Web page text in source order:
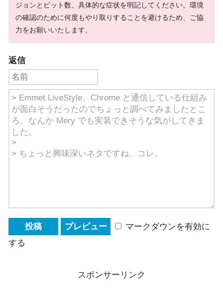
ジョンとビット数、具体的な症状を明記してください。環境
の確認のために何度もやり取りすることを避けるため、ご協
力をお願いいたします。
返信
マークダウンを有効に
する
スポンサーリンク